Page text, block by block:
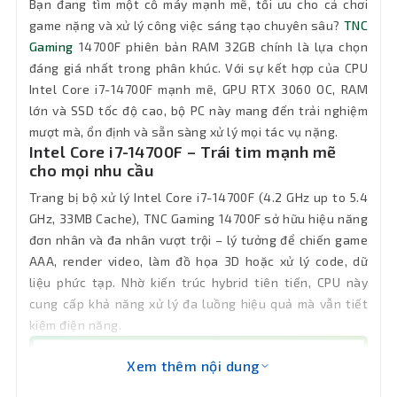
Wifi Chưa có sẵn (có thể gắn thêm)
Kết nối
mạng LAN
1 x RJ-45
Bluetooth Chưa có sẵn (có thể gắn thêm)
Phân loại Thùng Mid Tower
Cổng xuất
hình
1 x HDMI 2.1, 3 x Displayport 1.4a
Cổng kết
nối
2 x USB 3.2 Gen 2, 2 x USB 3.2 Gen 1, 2 x
combo, 1 x HDMI, 1 x DisplayPort, 3 x
Free Dos
Bạn đang tìm một cỗ máy mạnh mẽ, tối ưu cho cả chơi
game nặng và xử lý công việc sáng tạo chuyên sâu? TNC
Gaming 14700F phiên bản RAM 32GB chính là lựa chọn
đáng giá nhất trong phân khúc. Với sự kết hợp của CPU
Intel Core i7-14700F mạnh mẽ, GPU RTX 3060 OC, RAM
lớn và SSD tốc độ cao, bộ PC này mang đến trải nghiệm
mượt mà, ổn định và sẵn sàng xử lý mọi tác vụ nặng.
Intel Core i7-14700F – Trái tim mạnh mẽ
cho mọi nhu cầu
Trang bị bộ xử lý Intel Core i7-14700F (4.2 GHz up to 5.4
GHz, 33MB Cache), TNC Gaming 14700F sở hữu hiệu năng
đơn nhân và đa nhân vượt trội – lý tưởng để chiến game
AAA, render video, làm đồ họa 3D hoặc xử lý code, dữ
liệu phức tạp. Nhờ kiến trúc hybrid tiên tiến, CPU này
cung cấp khả năng xử lý đa luồng hiệu quả mà vẫn tiết
kiệm điện năng.
Xem thêm nội dung